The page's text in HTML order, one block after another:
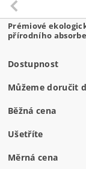
Prémiové
přírodního
Dostupnost
Můžeme doručit
Běžná cena
Ušetříte
Měrná cena